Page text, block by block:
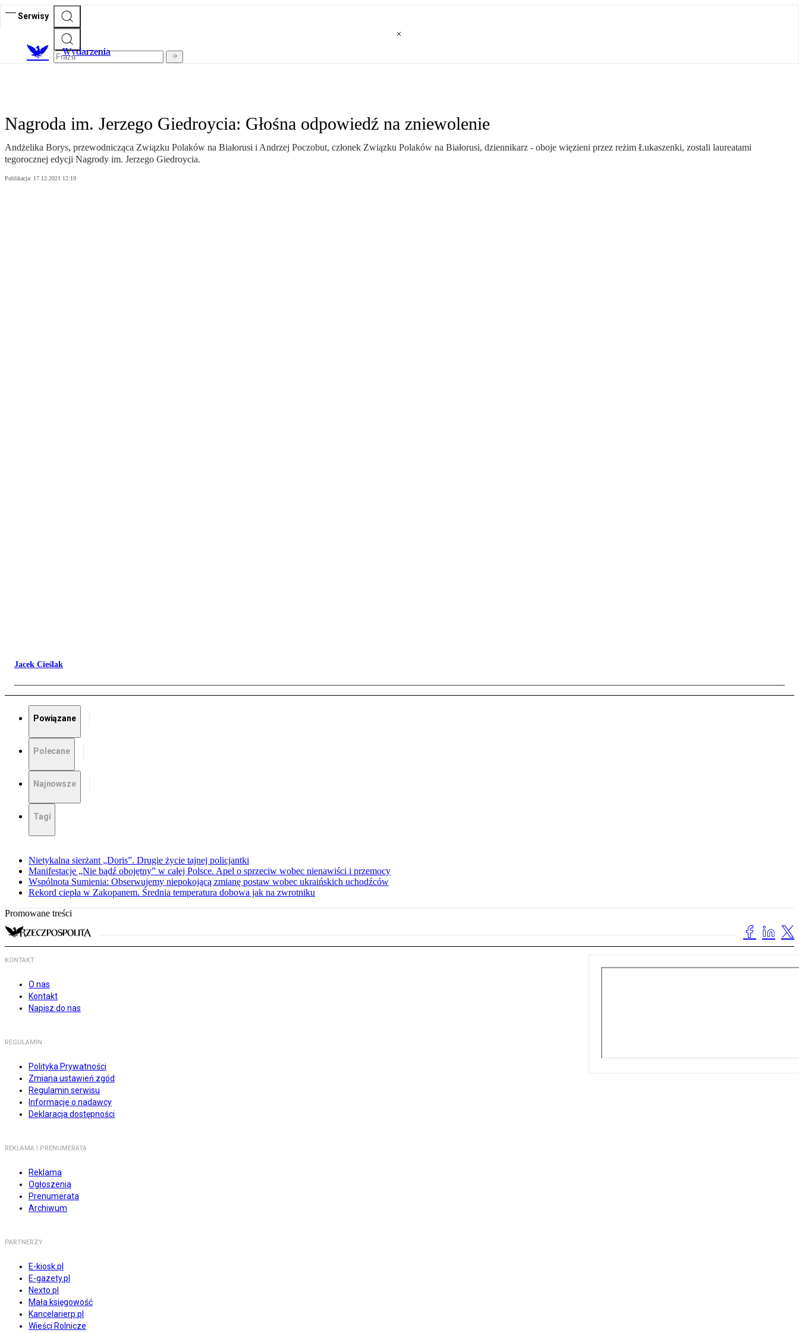
Serwisy
Wydarzenia
Nagroda im. Jerzego Giedroycia: Głośna odpowiedź na zniewolenie
Andżelika Borys, przewodnicząca Związku Polaków na Białorusi i Andrzej Poczobut, członek Związku Polaków na Białorusi, dziennikarz - oboje więzieni przez reżim Łukaszenki, zostali laureatami
tegorocznej edycji Nagrody im. Jerzego Giedroycia.
Publikacja: 17.12.2021 12:19
Jacek Cieślak
Powiązane
Polecane
Najnowsze
Tagi
Nietykalna sierżant „Doris”. Drugie życie tajnej policjantki
Manifestacje „Nie bądź obojętny” w całej Polsce. Apel o sprzeciw wobec nienawiści i przemocy
Wspólnota Sumienia: Obserwujemy niepokojącą zmianę postaw wobec ukraińskich uchodźców
Rekord ciepła w Zakopanem. Średnia temperatura dobowa jak na zwrotniku
Promowane treści
KONTAKT
O nas
Kontakt
Napisz do nas
REGULAMIN
Polityka Prywatności
Zmiana ustawień zgód
Regulamin serwisu
Informacje o nadawcy
Deklaracja dostępności
REKLAMA I PRENUMERATA
Reklama
Ogłoszenia
Prenumerata
Archiwum
PARTNERZY
E-kiosk.pl
E-gazety.pl
Nexto.pl
Mała księgowość
Kancelarierp.pl
Wieści Rolnicze